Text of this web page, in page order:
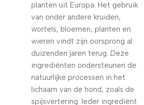
planten uit Europa. Het gebruik
van onder andere kruiden,
wortels, bloemen, planten en
wieren vindt zijn oorsprong al
duizenden jaren terug. Deze
ingrediënten ondersteunen de
natuurlijke processen in het
lichaam van de hond, zoals de
spijsvertering. Ieder ingrediënt